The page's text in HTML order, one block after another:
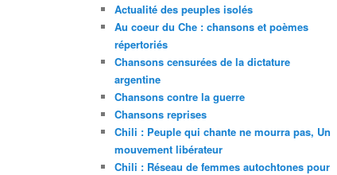
Actualité des peuples isolés
Au coeur du Che : chansons et poèmes
répertoriés
Chansons censurées de la dictature
argentine
Chansons contre la guerre
Chansons reprises
Chili : Peuple qui chante ne mourra pas, Un
mouvement libérateur
Chili : Réseau de femmes autochtones pour